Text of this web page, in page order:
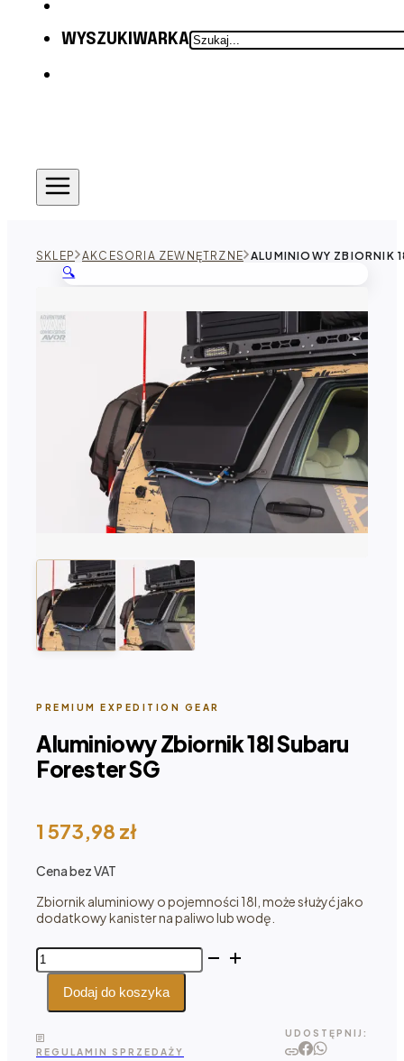
WYSZUKIWARKASZUKAJ
SKLEP AKCESORIA ZEWNĘTRZNE ALUMINIOWY ZBIORNIK
🔍
PREMIUM EXPEDITION GEAR
Aluminiowy Zbiornik 18l Subaru
Forester SG
1 573,98 zł
Cena bez VAT
Zbiornik aluminiowy o pojemności 18l, może służyć jako
dodatkowy kanister na paliwo lub wodę.
ilość
Aluminiowy
Zbiornik
18l
Subaru
Forester
Dodaj do koszyka
REGULAMIN SPRZEDAŻY
UDOSTĘPNIJ: